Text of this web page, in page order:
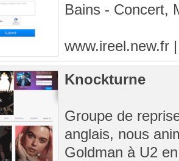
Bains - Concert,
www.ireel.new.fr
Knockturne
Groupe de
anglais, nous
Goldman à U2